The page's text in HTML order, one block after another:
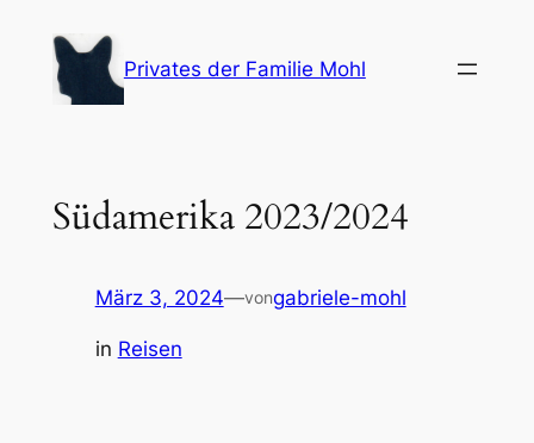
Inhalt
springen
Privates der Familie Mohl
Südamerika 2023/2024
März 3, 2024—vongabriele-mohl
in Reisen